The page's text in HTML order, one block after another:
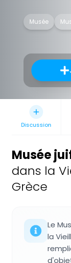
Musée
Discussion
Musée
dans la
Grèce
Le
la